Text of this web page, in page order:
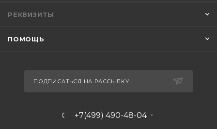
РЕКВИЗИТЫ
ПОМОЩЬ
ПОДПИСАТЬСЯ НА РАССЫЛКУ
+7(499) 490-48-04